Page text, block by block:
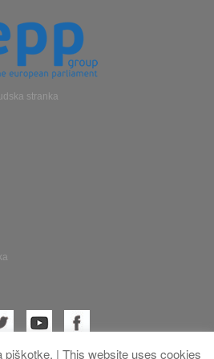
stranka
piškotke. | This website uses cookies